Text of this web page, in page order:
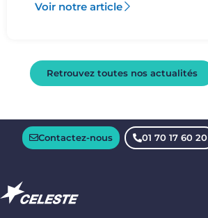
Voir notre article
Retrouvez toutes nos actualités
Contactez-nous 01 70 17 60 20